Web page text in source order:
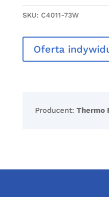
SKU: C4011-73W
Oferta
Producent: Thermo